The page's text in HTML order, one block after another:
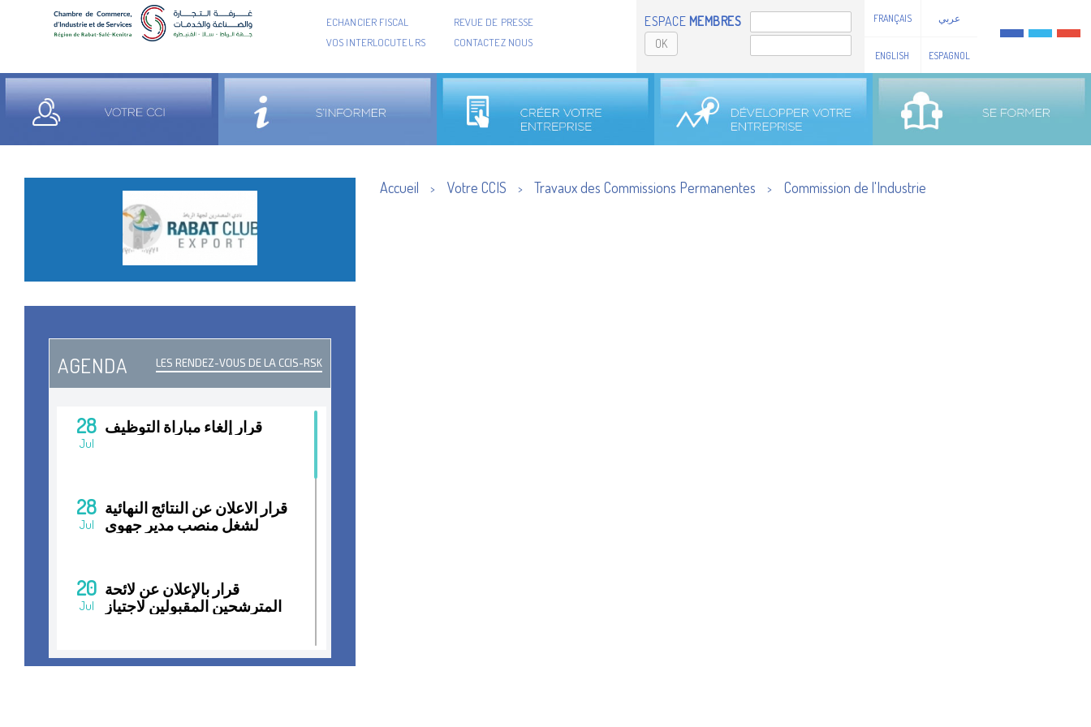
ECHANCIER FISCAL
REVUE DE PRESSE
VOS INTERLOCUTEURS
CONTACTEZ NOUS
ESPACE MEMBRES
OK
FRANÇAIS عربي
ENGLISH ESPAGNOL
AGENDA LES RENDEZ-VOUS DE LA CCIS-RSK
28
Jul
قرار إلغاء مباراة التوظيف
28
Jul
قرار الاعلان عن النتائج النهائية
لشغل منصب مدير جهوي
20
Jul
قرار بالإعلان عن لائحة
المترشحين المقبولين لاجتياز
15 قرار فتح مباراة التوظيف
Accueil > Votre CCIS > Travaux des Commissions Permanentes > Commission de l'Industrie